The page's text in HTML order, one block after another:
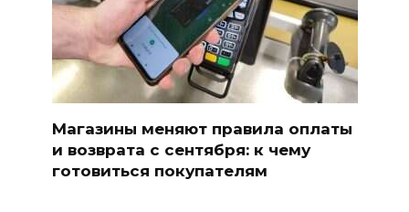
Магазины меняют правила оплаты
и возврата с сентября: к чему
готовиться покупателям